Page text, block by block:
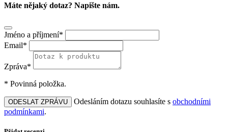
Máte nějaký dotaz? Napište nám.
Jméno a příjmení*
Email*
Zpráva*
* Povinná položka.
ODESLAT ZPRÁVU Odesláním dotazu souhlasíte s obchodními
podmínkami.